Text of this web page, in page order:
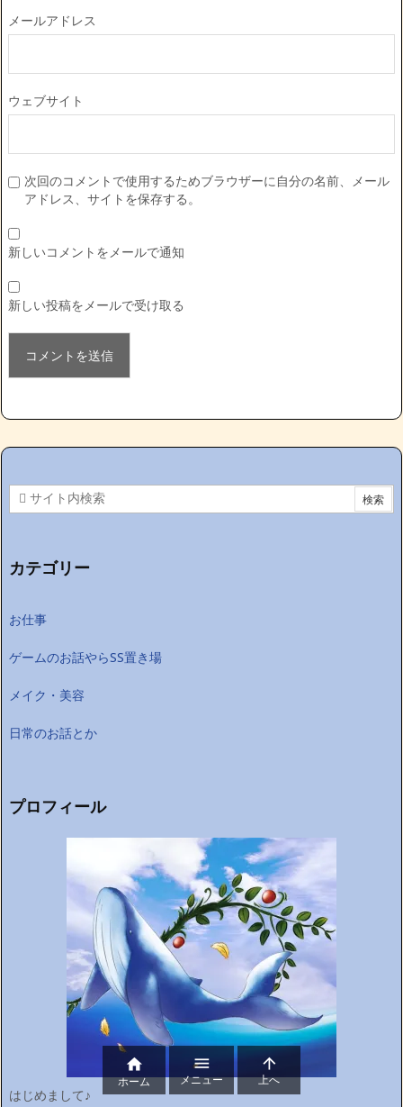
メールアドレス
ウェブサイト
次回のコメントで使用するためブラウザーに自分の名前、メール
アドレス、サイトを保存する。
新しいコメントをメールで通知
新しい投稿をメールで受け取る
カテゴリー
お仕事
ゲームのお話やらSS置き場
メイク・美容
日常のお話とか
プロフィール
はじめまして♪

ホーム

メニュー

上へ